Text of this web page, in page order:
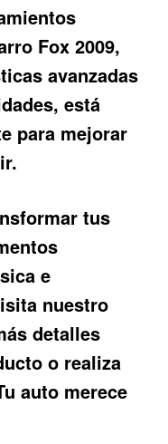
Fox 2009,
avanzadas
está
para mejorar
tus
e
nuestro
detalles
o realiza
auto merece